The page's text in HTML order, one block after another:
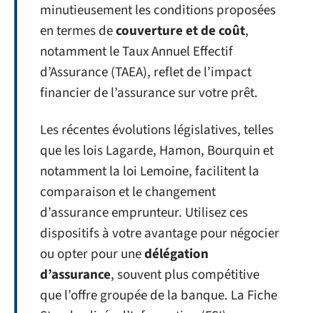
minutieusement les conditions proposées
en termes decouverture et de coût,
notamment le Taux Annuel Effectif
d’Assurance (TAEA), reflet de l’impact
financier de l’assurance sur votre prêt.
Les récentes évolutions législatives, telles
que les lois Lagarde, Hamon, Bourquin et
notamment la loi Lemoine, facilitent la
comparaison et le changement
d’assurance emprunteur. Utilisez ces
dispositifs à votre avantage pour négocier
ou opter pour unedélégation
d’assurance, souvent plus compétitive
que l’offre groupée de la banque. La Fiche